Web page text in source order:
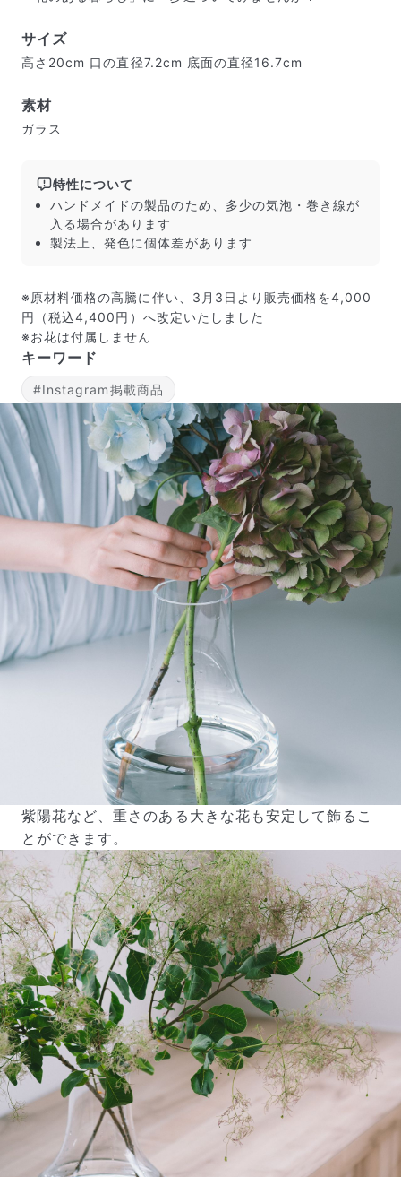
届いたお花に元気がなかったら？
不備があった場合は、些細なことでもお気軽にサポート
までご連絡ください。ご返金にて補償いたします。
写真と同じものが届く？
商品ページに掲載している写真は、実際にお届けする商
品を撮影したものです。お花は生き物なので、どうして
も色味やサイズ・咲き方に個体差はありますが、できる
だけ写真のイメージに近いものをお届けできるように人
の目でチェックをしています。
よくある質問
Q. 毎月自動でお花が届くサービスですか？
いいえ、毎月自動でお届けするサービスではありません。好
きな時に好きな花をご注文いただけます。
Q. 配送できないエリアはありますか？
ただいま沖縄・離島エリアへの配送には対応しておりませ
ん。ご了承ください。
Q. 配送日時は指定できますか？
お花をベストなタイミングで発送しているため、お届け日の
指定はできません。受け取り時間帯は、発送後にクロネコヤ
マトのアプリから変更可能です。
Q. 注文後にキャンセルできますか？
ご注文後一定時間内であればキャンセル可能です。
サイズ
高さ20cm 口の直径7.2cm 底面の直径16.7cm
素材
ガラス
特性について
ハンドメイドの製品のため、多少の気泡・巻き線が
入る場合があります
製法上、発色に個体差があります
※原材料価格の高騰に伴い、3月3日より販売価格を4,000
円（税込4,400円）へ改定いたしました
※お花は付属しません
キーワード
#Instagram掲載商品
紫陽花など、重さのある大きな花も安定して飾るこ
とができます。